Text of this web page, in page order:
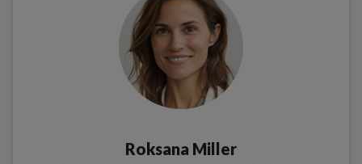
Roksana Miller